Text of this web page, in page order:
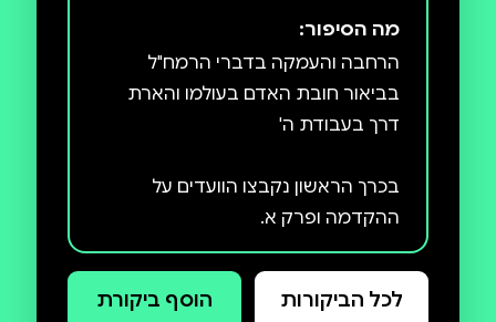
מה הסיפור:
הרחבה והעמקה בדברי הרמח"ל
בביאור חובת האדם בעולמו והארת
בכרך הראשון נקבצו הוועדים על
ההקדמה ופרק א.
לכל הביקורות הוסף ביקורת